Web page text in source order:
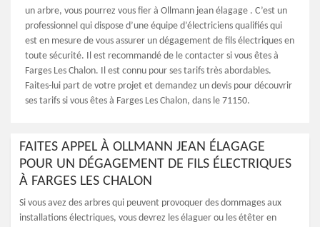
un arbre, vous pourrez vous fier à Ollmann jean élagage . C’est un
professionnel qui dispose d’une équipe d’électriciens qualifiés qui
est en mesure de vous assurer un dégagement de fils électriques en
toute sécurité. Il est recommandé de le contacter si vous êtes à
Farges Les Chalon. Il est connu pour ses tarifs très abordables.
Faites-lui part de votre projet et demandez un devis pour découvrir
ses tarifs si vous êtes à Farges Les Chalon, dans le 71150.
FAITES APPEL À OLLMANN JEAN ÉLAGAGE
POUR UN DÉGAGEMENT DE FILS ÉLECTRIQUES
À FARGES LES CHALON
Si vous avez des arbres qui peuvent provoquer des dommages aux
installations électriques, vous devrez les élaguer ou les étêter en